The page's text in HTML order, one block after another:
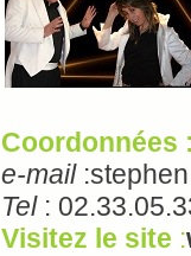
Coordonnées
e-mail
Tel:
Visitez le site :